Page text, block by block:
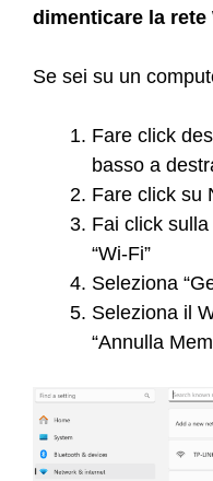
dimenticare la rete
Se sei su un
Fare click
basso a
Fare click su
Fai click
“Wi-Fi”
Seleziona
Seleziona il
“Annulla